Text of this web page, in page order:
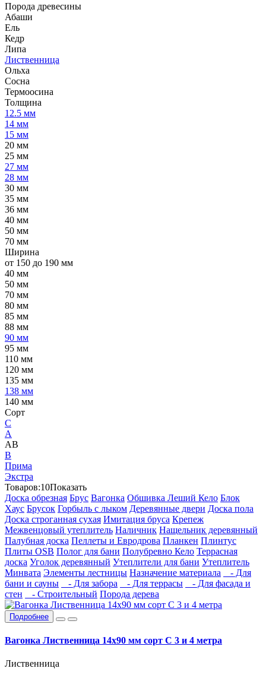
Порода древесины
Абаши
Ель
Кедр
Липа
Лиственница
Ольха
Сосна
Термоосина
Толщина
12.5 мм
14 мм
15 мм
20 мм
25 мм
27 мм
28 мм
30 мм
35 мм
36 мм
40 мм
50 мм
70 мм
Ширина
от 150 до 190 мм
40 мм
50 мм
70 мм
80 мм
85 мм
88 мм
90 мм
95 мм
110 мм
120 мм
135 мм
138 мм
140 мм
Сорт
C
А
АВ
В
Прима
Экстра
Товаров:10Показать
Доска обрезная Брус Вагонка Обшивка Леший Кело Блок
Хаус Брусок Горбыль с лыком Деревянные двери Доска пола
Доска строганная сухая Имитация бруса Крепеж
Межвенцовый утеплитель Наличник Нащельник деревянный
Палубная доска Пеллеты и Евродрова Планкен Плинтус
Плиты OSB Полог для бани Полубревно Кело Террасная
доска Уголок деревянный Утеплители для бани Утеплитель
Минвата Элементы лестницы Назначение материала
- Для
бани и сауны
- Для забора - Для террасы
- Для фасада и
стен
- Строительный Порода дерева
Подробнее
Вагонка Лиственница 14х90 мм сорт С 3 и 4 метра
Лиственница